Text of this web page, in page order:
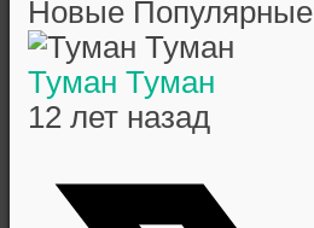
Новые Популярные
Туман Туман
12 лет назад